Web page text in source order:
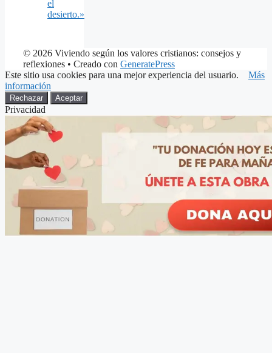
el
desierto.»
© 2026 Viviendo según los valores cristianos: consejos y
reflexiones • Creado con GeneratePress
Este sitio usa cookies para una mejor experiencia del usuario. Más
información
Rechazar Aceptar
Privacidad